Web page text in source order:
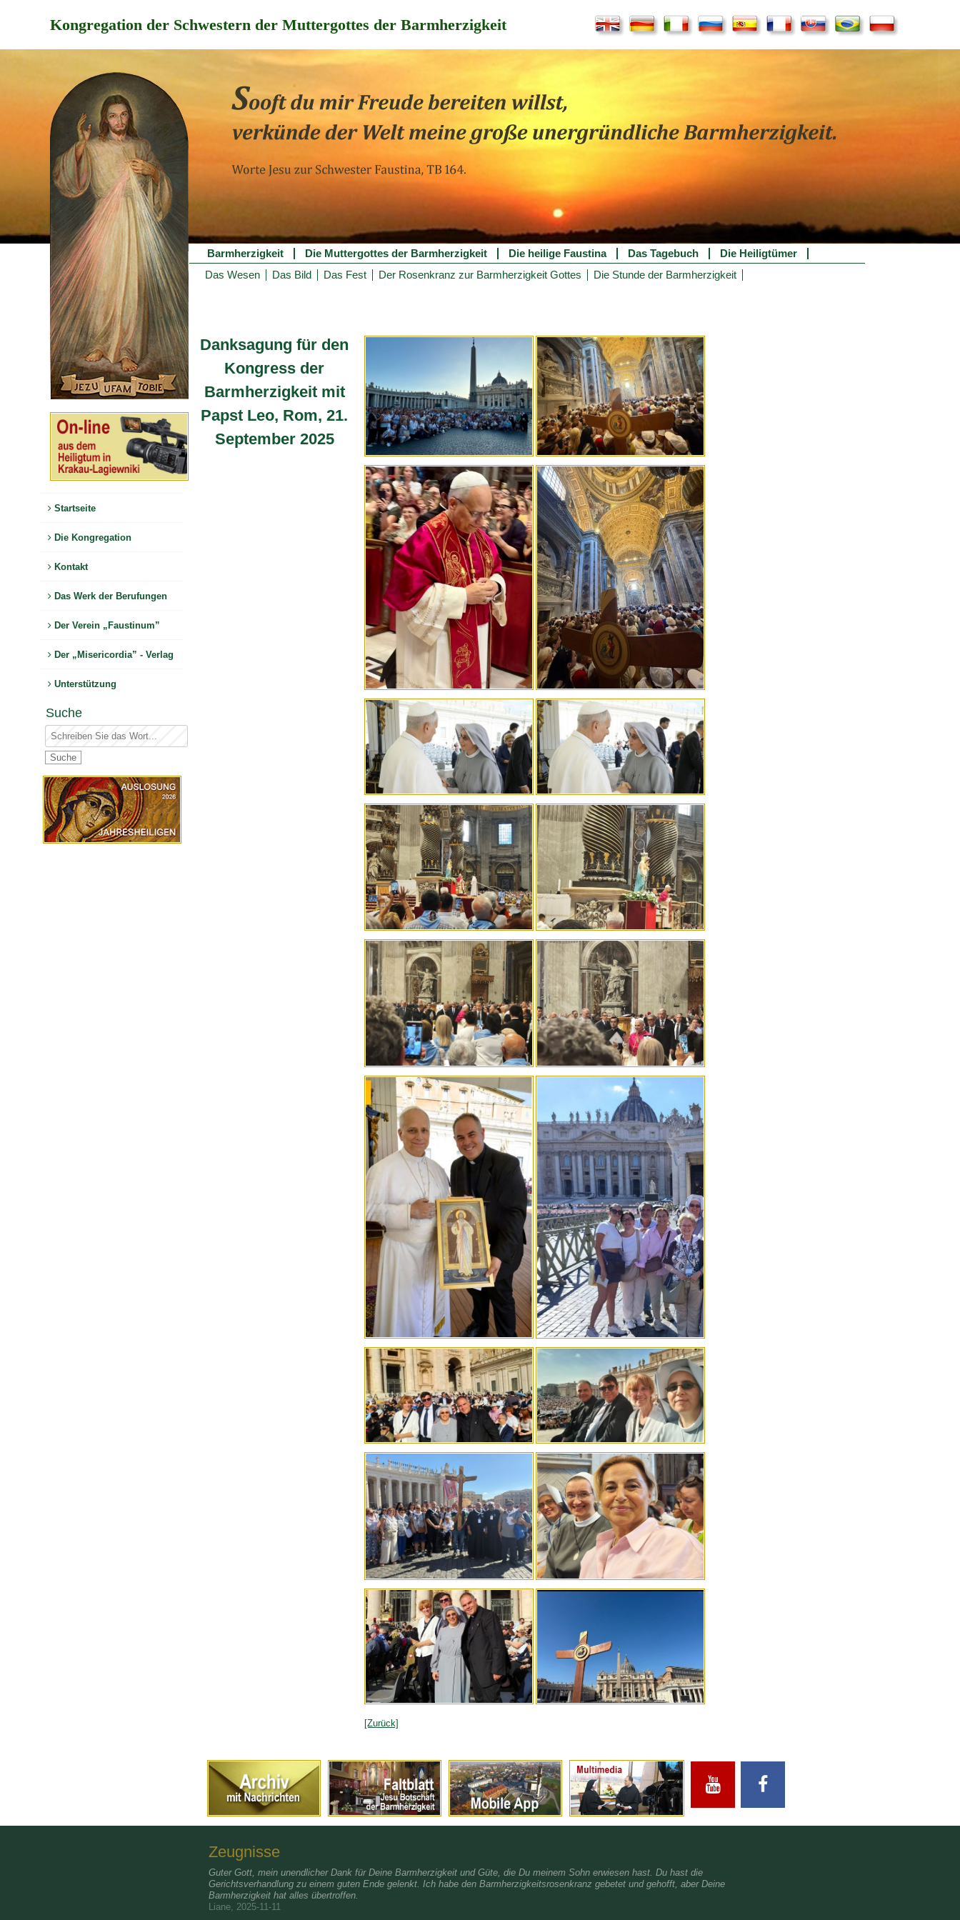
Kongregation der Schwestern der Muttergottes der Barmherzigkeit
Startseite
Die Kongregation
Kontakt
Das Werk der Berufungen
Der Verein „Faustinum”
Der „Misericordia” - Verlag
Unterstützung
Suche
Barmherzigkeit Die Muttergottes der Barmherzigkeit Die heilige Faustina Das Tagebuch
Die Heiligtümer
Das Wesen
Das Bild Das Fest Der Rosenkranz zur Barmherzigkeit Gottes Die Stunde der Barmherzigkeit
Danksagung für den
Kongress der
Barmherzigkeit mit
Papst Leo, Rom, 21.
September 2025
[Zurück]
Zeugnisse
Guter Gott, mein unendlicher Dank für Deine Barmherzigkeit und Güte, die Du meinem Sohn erwiesen hast. Du hast die
Gerichtsverhandlung zu einem guten Ende gelenkt. Ich habe den Barmherzigkeitsrosenkranz gebetet und gehofft, aber Deine
Barmherzigkeit hat alles übertroffen.
Liane, 2025-11-11